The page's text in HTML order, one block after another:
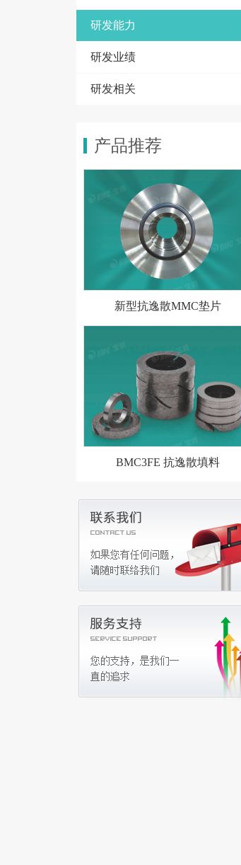
研发能力
研发业绩
研发相关
产品推荐
新型抗逸散MMC垫片
BMC3FE 抗逸散填料